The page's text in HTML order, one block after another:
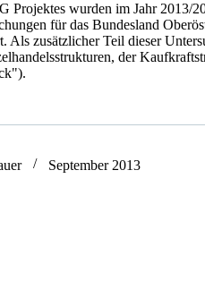
Projektes wurden im Jahr 2013/
für das Bundesland
Als zusätzlicher Teil dieser
der
September 2013